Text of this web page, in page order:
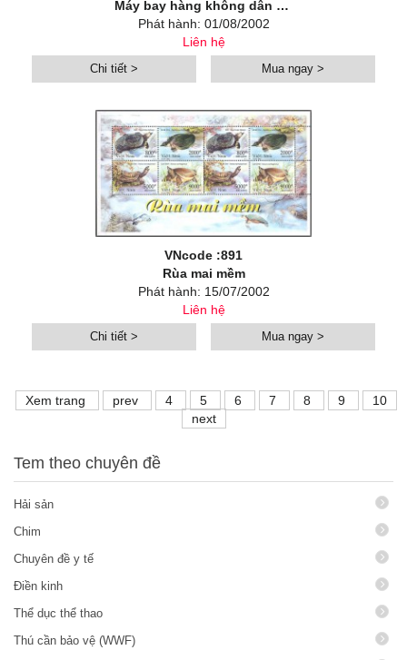
Máy bay hàng không dân dụng Việt Nam
Phát hành: 01/08/2002
Liên hệ
Chi tiết > Mua ngay >
VNcode :891
Rùa mai mềm
Phát hành: 15/07/2002
Liên hệ
Chi tiết > Mua ngay >
Xem trang prev 4 5 6 7 8 9
10
next
Tem theo chuyên đề
Hải sản
Chim
Chuyên đề y tế
Điền kinh
Thể dục thể thao
Thú cần bảo vệ (WWF)